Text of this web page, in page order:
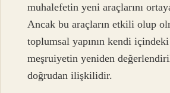
muhalefetin yeni araçlarını
Ancak bu araçların etkili olup
toplumsal yapının kendi
meşruiyetin yeniden
doğrudan ilişkilidir.